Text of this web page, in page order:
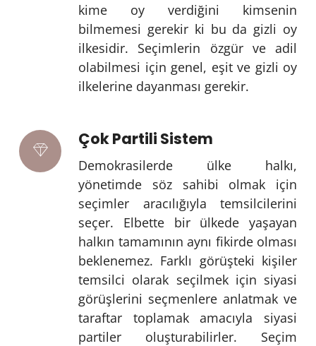
kime oy verdiğini kimsenin
bilmemesi gerekir ki bu da gizli oy
ilkesidir. Seçimlerin özgür ve adil
olabilmesi için genel, eşit ve gizli oy
ilkelerine dayanması gerekir.
Çok Partili Sistem
Demokrasilerde ülke halkı,
yönetimde söz sahibi olmak için
seçimler aracılığıyla temsilcilerini
seçer. Elbette bir ülkede yaşayan
halkın tamamının aynı fikirde olması
beklenemez. Farklı görüşteki kişiler
temsilci olarak seçilmek için siyasi
görüşlerini seçmenlere anlatmak ve
taraftar toplamak amacıyla siyasi
partiler oluşturabilirler. Seçim